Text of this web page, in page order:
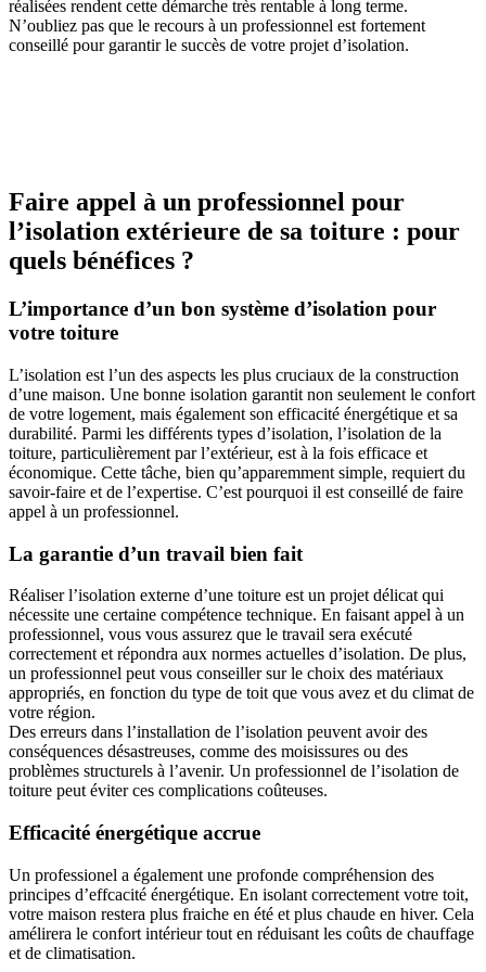
réalisées rendent cette démarche très rentable à long terme.
N’oubliez pas que le recours à un professionnel est fortement
conseillé pour garantir le succès de votre projet d’isolation.
Faire appel à un professionnel pour
l’isolation extérieure de sa toiture : pour
quels bénéfices ?
L’importance d’un bon système d’isolation pour
votre toiture
L’isolation est l’un des aspects les plus cruciaux de la construction
d’une maison. Une bonne isolation garantit non seulement le confort
de votre logement, mais également son efficacité énergétique et sa
durabilité. Parmi les différents types d’isolation, l’isolation de la
toiture, particulièrement par l’extérieur, est à la fois efficace et
économique. Cette tâche, bien qu’apparemment simple, requiert du
savoir-faire et de l’expertise. C’est pourquoi il est conseillé de faire
appel à un professionnel.
La garantie d’un travail bien fait
Réaliser l’isolation externe d’une toiture est un projet délicat qui
nécessite une certaine compétence technique. En faisant appel à un
professionnel, vous vous assurez que le travail sera exécuté
correctement et répondra aux normes actuelles d’isolation. De plus,
un professionnel peut vous conseiller sur le choix des matériaux
appropriés, en fonction du type de toit que vous avez et du climat de
votre région.
Des erreurs dans l’installation de l’isolation peuvent avoir des
conséquences désastreuses, comme des moisissures ou des
problèmes structurels à l’avenir. Un professionnel de l’isolation de
toiture peut éviter ces complications coûteuses.
Efficacité énergétique accrue
Un professionel a également une profonde compréhension des
principes d’effcacité énergétique. En isolant correctement votre toit,
votre maison restera plus fraiche en été et plus chaude en hiver. Cela
amélirera le confort intérieur tout en réduisant les coûts de chauffage
et de climatisation.